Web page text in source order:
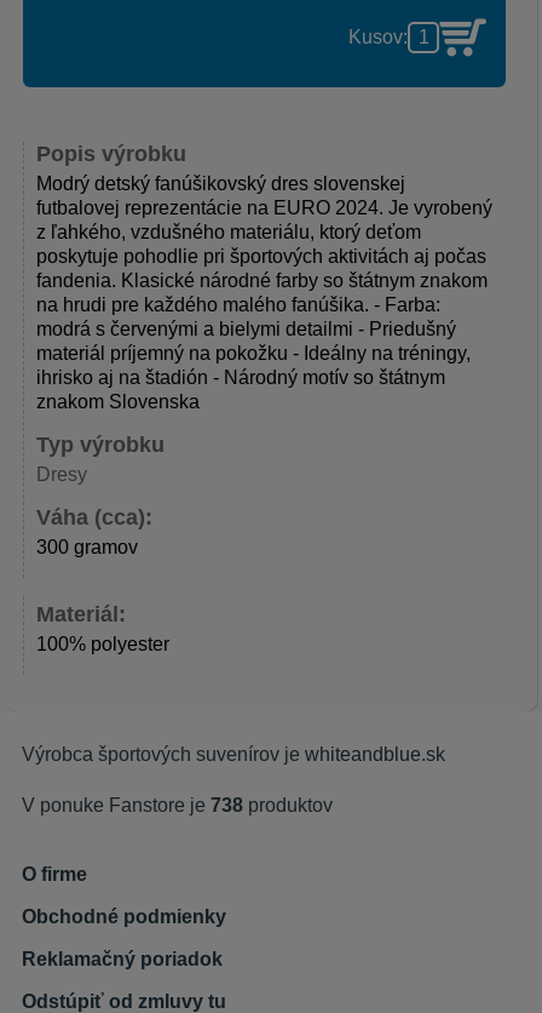
Popis výrobku
Modrý detský fanúšikovský dres slovenskej
futbalovej reprezentácie na EURO 2024. Je vyrobený
z ľahkého, vzdušného materiálu, ktorý deťom
poskytuje pohodlie pri športových aktivitách aj počas
fandenia. Klasické národné farby so štátnym znakom
na hrudi pre každého malého fanúšika. - Farba:
modrá s červenými a bielymi detailmi - Priedušný
materiál príjemný na pokožku - Ideálny na tréningy,
ihrisko aj na štadión - Národný motív so štátnym
znakom Slovenska
Typ výrobku
Dresy
Váha (cca):
300 gramov
Materiál:
100% polyester
Kusov:
Výrobca športových suvenírov je whiteandblue.sk
V ponuke Fanstore je 738 produktov
O firme
Obchodné podmienky
Reklamačný poriadok
Odstúpiť od zmluvy tu